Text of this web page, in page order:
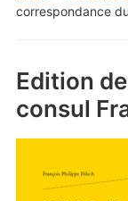
correspondance
Edition
consul